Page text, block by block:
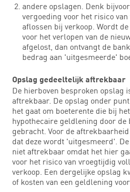
andere opslagen. Denk
vergoeding voor het risico
aflossen bij verkoop. Wordt
voor het verlopen van de
afgelost, dan ontvangt de
bedrag aan 'uitgesmeerde'
Opslag gedeeltelijk aftrekbaar
De hierboven besproken opslag
aftrekbaar. De opslag onder
het gaat om boeterente die bij
hypothecaire geldlening door
gebracht. Voor de
dat deze wordt 'uitgesmeerd'.
niet aftrekbaar omdat het hier
voor het risico van vroegtijdig
verkoop. Een dergelijke opslag
of kosten van een geldlening